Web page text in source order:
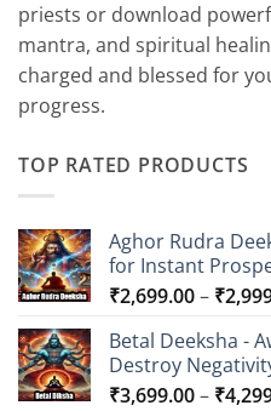
priests or download
mantra, and spiritual
charged and blessed for
progress.
TOP RATED PRODUCTS
Aghor Rudra
for Instant
₹2,699.00– ₹
Betal Deeksha -
Destroy
₹3,699.00– ₹